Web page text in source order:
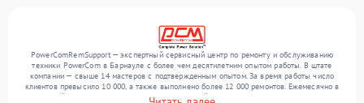
PowerComRemSupport — экспертный сервисный центр по ремонту и обслуживанию
техники PowerCom в Барнауле с более чем десятилетним опытом работы. В штате
компании — свыше 14 мастеров с подтвержденным опытом. За время работы число
клиентов превысило 10 000, а также выполнено более 12 000 ремонтов. Ежемесячно в
сервисный центр поступает более 300 обращений, включая , , . Мы выполняем ремонт